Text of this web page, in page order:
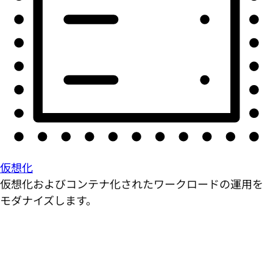
仮想化
仮想化およびコンテナ化されたワークロードの運用を
モダナイズします。